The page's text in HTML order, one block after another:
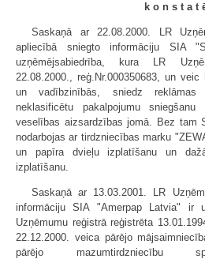
k o n s t a t
Saskaņā ar 22.08.2000. LR
apliecībā sniegto informāciju SIA
uzņēmējsabiedrība, kura LR
22.08.2000., reģ.Nr.000350683, un
un vadībzinībās, sniedz
neklasificētu pakalpojumu
veselības aizsardzības jomā. Bez tam
nodarbojas ar tirdzniecības marku
un papīra dvieļu izplatīšanu un
izplatīšanu.
Saskaņā ar 13.03.2001. LR
informāciju SIA "Amerpap Latvia" ir
Uzņēmumu reģistrā reģistrēta
22.12.2000. veica pārējo
pārējo mazumtirdzniecību